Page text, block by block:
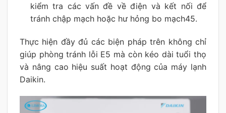
kiểm tra các vấn đề về điện và kết nối để
tránh chập mạch hoặc hư hỏng bo mạch45.
Thực hiện đầy đủ các biện pháp trên không chỉ
giúp phòng tránh lỗi E5 mà còn kéo dài tuổi thọ
và nâng cao hiệu suất hoạt động của máy lạnh
Daikin.